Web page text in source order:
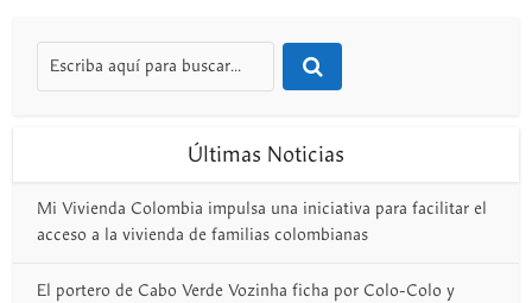
Últimas Noticias
Mi Vivienda Colombia impulsa una iniciativa para facilitar el
acceso a la vivienda de familias colombianas
El portero de Cabo Verde Vozinha ficha por Colo-Colo y